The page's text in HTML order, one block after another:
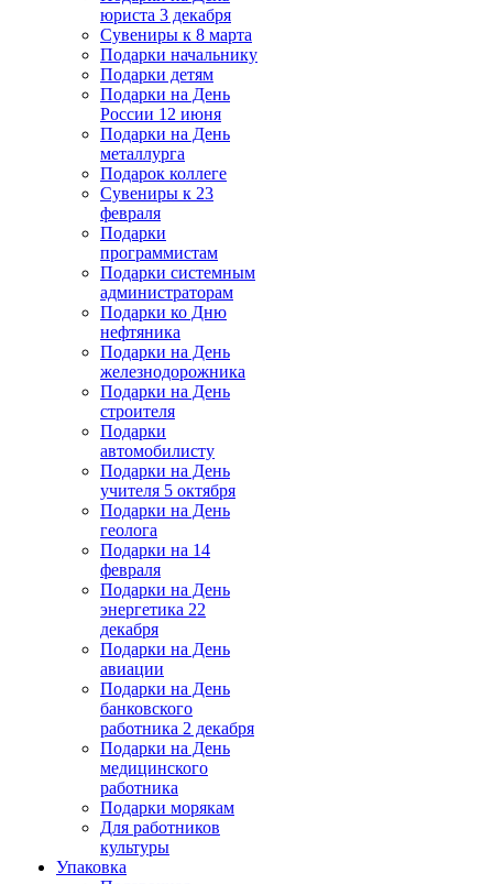
юриста 3 декабря
Сувениры к 8 марта
Подарки начальнику
Подарки детям
Подарки на День
России 12 июня
Подарки на День
металлурга
Подарок коллеге
Сувениры к 23
февраля
Подарки
программистам
Подарки системным
администраторам
Подарки ко Дню
нефтяника
Подарки на День
железнодорожника
Подарки на День
строителя
Подарки
автомобилисту
Подарки на День
учителя 5 октября
Подарки на День
геолога
Подарки на 14
февраля
Подарки на День
энергетика 22
декабря
Подарки на День
авиации
Подарки на День
банковского
работника 2 декабря
Подарки на День
медицинского
работника
Подарки морякам
Для работников
культуры
Упаковка